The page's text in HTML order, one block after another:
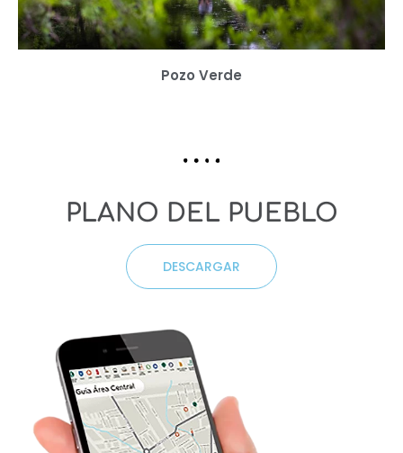
Pozo Verde
PLANO DEL PUEBLO
DESCARGAR